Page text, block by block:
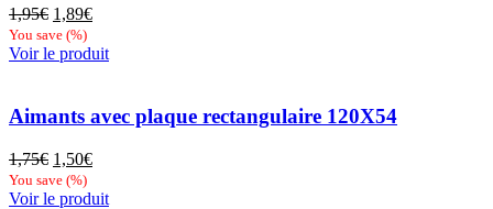
1,95€ Le
prix
initial
1,89€Le
actuel
You save (%)
Voir le produit
Aimants avec plaque rectangulaire 120X54
1,75€ Le
prix
initial
1,50€Le
actuel
You save (%)
Voir le produit